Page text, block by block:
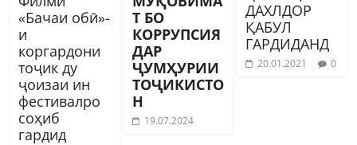
«Бачаи обӣ»-
и
коргардони
тоҷик ду
ҷоизаи ин
фестивалро
соҳиб
гардид
Т БО
КОРРУПСИЯ
ДАР
ҶУМҲУРИИ
ТОҶИКИСТО
Н
19.07.2024
ДАХЛДОР
ҚАБУЛ
ГАРДИДАНД
20.01.2021 0